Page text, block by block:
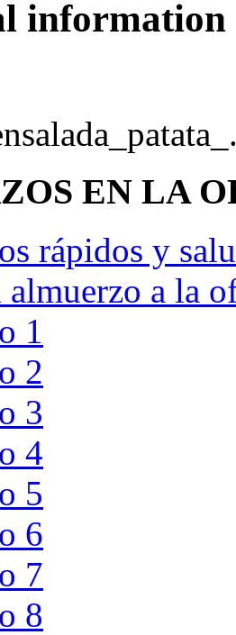
information
EN LA
rápidos y
a la
1
2
3
4
5
6
7
8